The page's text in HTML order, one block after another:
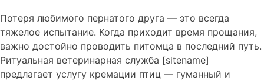
Потеря любимого пернатого друга — это всегда
тяжелое испытание. Когда приходит время прощания,
важно достойно проводить питомца в последний путь.
Ритуальная ветеринарная служба [sitename]
предлагает услугу кремации птиц — гуманный и